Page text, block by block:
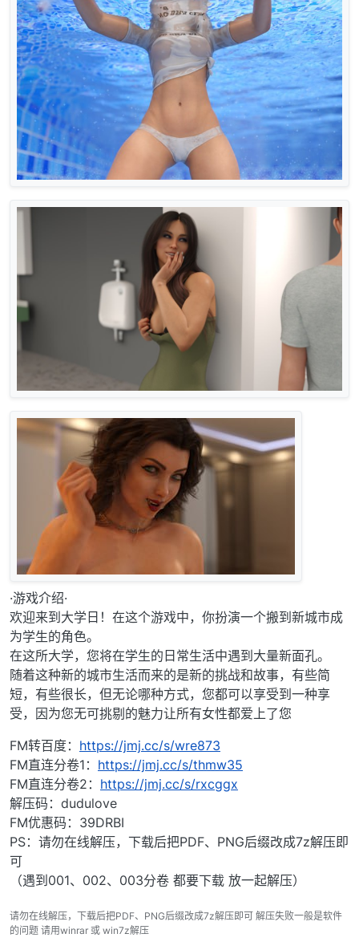
·游戏介绍·
欢迎来到大学日！在这个游戏中，你扮演一个搬到新城市成
为学生的角色。
在这所大学，您将在学生的日常生活中遇到大量新面孔。
随着这种新的城市生活而来的是新的挑战和故事，有些简
短，有些很长，但无论哪种方式，您都可以享受到一种享
受，因为您无可挑剔的魅力让所有女性都爱上了您
FM转百度： https://jmj.cc/s/wre873
FM直连分卷1： https://jmj.cc/s/thmw35
FM直连分卷2： https://jmj.cc/s/rxcggx
解压码：dudulove
FM优惠码：39DRBI
PS：请勿在线解压，下载后把PDF、PNG后缀改成7z解压即
可
（遇到001、002、003分卷 都要下载 放一起解压）
请勿在线解压，下载后把PDF、PNG后缀改成7z解压即可 解压失败一般是软件
的问题 请用winrar 或 win7z解压